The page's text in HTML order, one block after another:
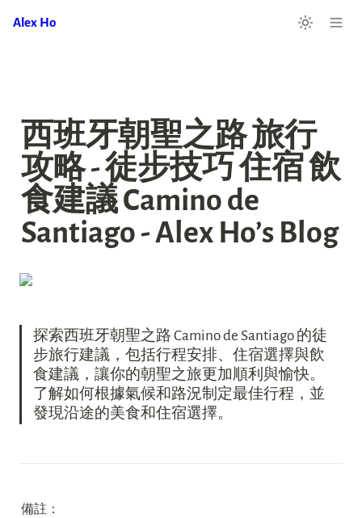
Alex Ho
西班牙朝聖之路 旅行
攻略 - 徒步技巧 住宿 飲
食建議 Camino de
Santiago - Alex Ho’s Blog
探索西班牙朝聖之路 Camino de Santiago 的徒
步旅行建議，包括行程安排、住宿選擇與飲
食建議，讓你的朝聖之旅更加順利與愉快。
了解如何根據氣候和路況制定最佳行程，並
發現沿途的美食和住宿選擇。
備註：